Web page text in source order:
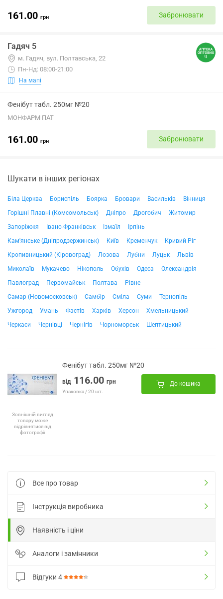
161.00 грн Забронювати
Гадяч 5
м. Гадяч, вул. Полтавська, 22
Пн-Нд: 08:00-21:00
На мапі
Фенібут табл. 250мг №20
МОНФАРМ ПАТ
161.00 грн Забронювати
Шукати в інших регіонах
Біла Церква Бориспіль Боярка Бровари Васильків
Вінниця
Горішні Плавні (Комсомольськ)
Дніпро Дрогобич
Житомир
Запоріжжя
Івано-Франківськ Ізмаїл
Ірпінь
Кам'янське (Дніпродзержинськ)
Київ Кременчук
Кривий Ріг
Кропивницький (Кіровоград)
Лозова Лубни Луцьк
Львів
Миколаїв
Мукачево Нікополь Обухів Одеса
Олександрія
Павлоград
Первомайськ Полтава
Рівне
Самар (Новомосковськ)
Самбір Сміла Суми
Тернопіль
Ужгород
Умань Фастів Харків Херсон
Хмельницький
Черкаси
Чернівці Чернігів Чорноморськ Шептицький
Зовнішній вигляд
товару може
відрізнятися від
фотографії
Фенібут табл. 250мг №20
від 116.00 грн
Упаковка / 20 шт.
До кошика
Все про товар
Інструкція виробника
Наявність і ціни
Аналоги і замінники
Відгуки 4